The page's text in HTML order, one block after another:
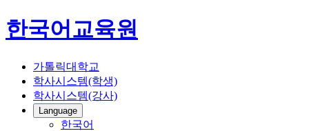
한국어교육원
가톨릭대학교
학사시스템(학생)
학사시스템(강사)
Language
한국어